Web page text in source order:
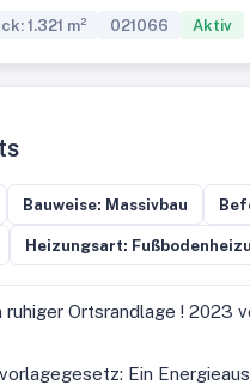
1.321 m² 021066 Aktiv
Bauweise: Massivbau
Heizungsart:
Ortsrandlage ! 2023
Ein